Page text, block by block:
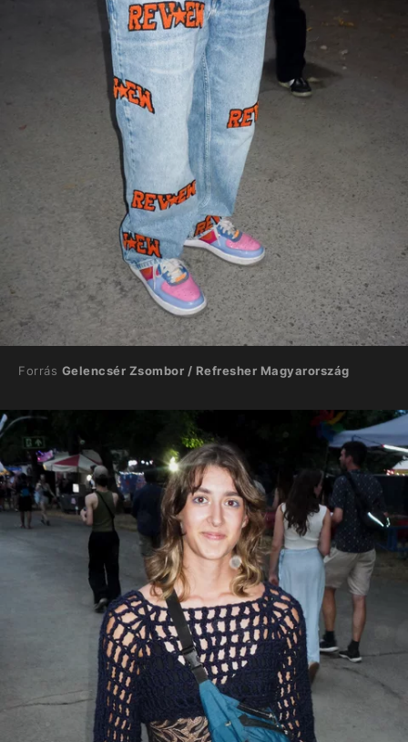
Forrás Gelencsér Zsombor / Refresher Magyarország